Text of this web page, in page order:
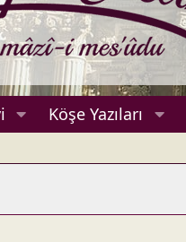
Köşe Yazıları